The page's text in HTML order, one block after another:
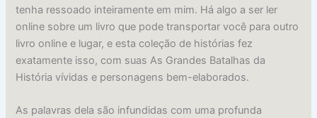
tenha ressoado inteiramente em mim. Há algo a ser ler
online sobre um livro que pode transportar você para outro
livro online e lugar, e esta coleção de histórias fez
exatamente isso, com suas As Grandes Batalhas da
História vívidas e personagens bem-elaborados.
As palavras dela são infundidas com uma profunda